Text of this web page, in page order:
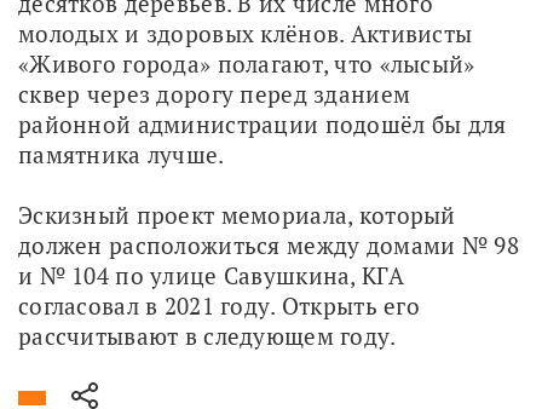
молодых и здоровых клёнов. Активисты
«Живого города» полагают, что «лысый»
сквер через дорогу перед зданием
районной администрации подошёл бы для
памятника лучше.
Эскизный проект мемориала, который
должен расположиться между домами № 98
и № 104 по улице Савушкина, КГА
согласовал в 2021 году. Открыть его
рассчитывают в следующем году.